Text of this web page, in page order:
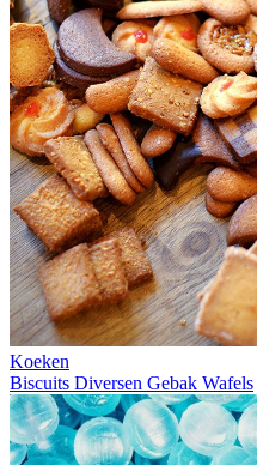
Koeken
Biscuits Diversen Gebak Wafels